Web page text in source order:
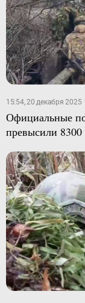
15:54, 20 декабря 2025
Официальные
превысили 8300